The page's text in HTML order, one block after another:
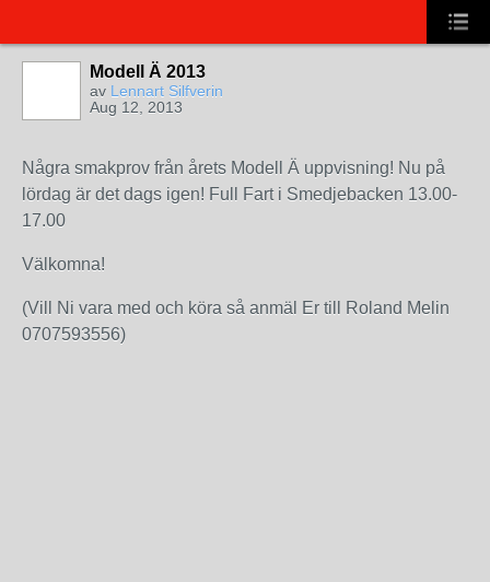
Modell Ä 2013
av Lennart Silfverin
Aug 12, 2013
Några smakprov från årets Modell Ä uppvisning! Nu på
lördag är det dags igen! Full Fart i Smedjebacken 13.00-
17.00
Välkomna!
(Vill Ni vara med och köra så anmäl Er till Roland Melin
0707593556)